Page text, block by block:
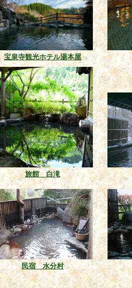
宝泉寺観光ホテル湯本屋
旅館 白滝
民宿 水分村